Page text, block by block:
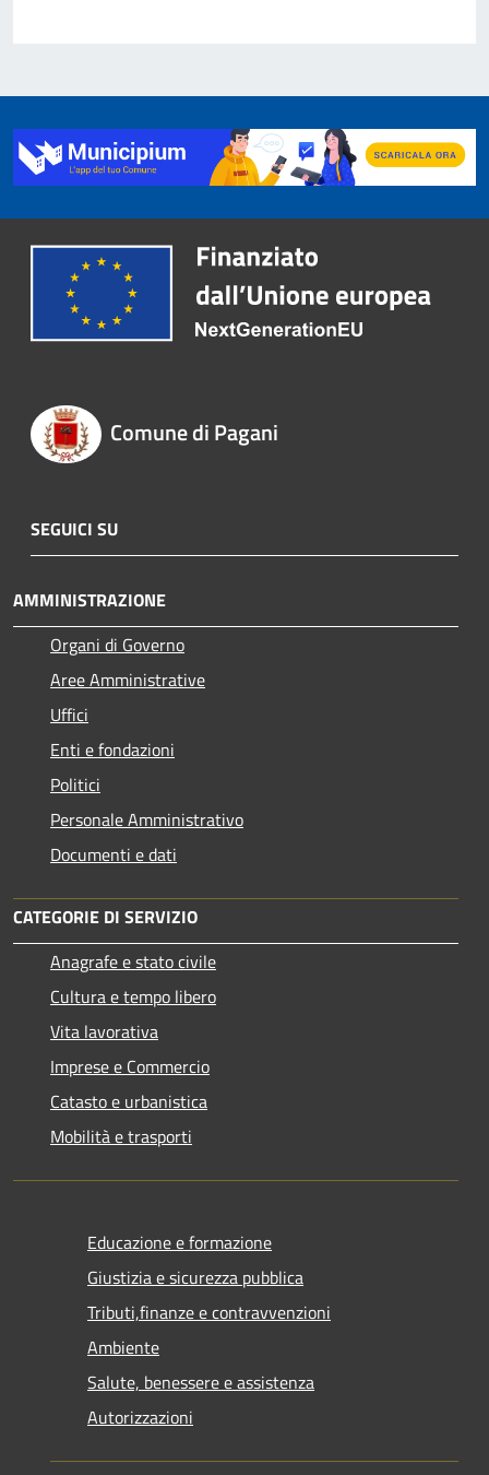
Comune di Pagani
SEGUICI SU
AMMINISTRAZIONE
Organi di Governo
Aree Amministrative
Uffici
Enti e fondazioni
Politici
Personale Amministrativo
Documenti e dati
CATEGORIE DI SERVIZIO
Anagrafe e stato civile
Cultura e tempo libero
Vita lavorativa
Imprese e Commercio
Catasto e urbanistica
Mobilità e trasporti
Educazione e formazione
Giustizia e sicurezza pubblica
Tributi,finanze e contravvenzioni
Ambiente
Salute, benessere e assistenza
Autorizzazioni